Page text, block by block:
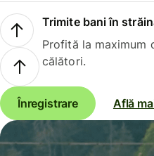
Trimite bani în
Profită la maximum
călători.
Înregistrare Află